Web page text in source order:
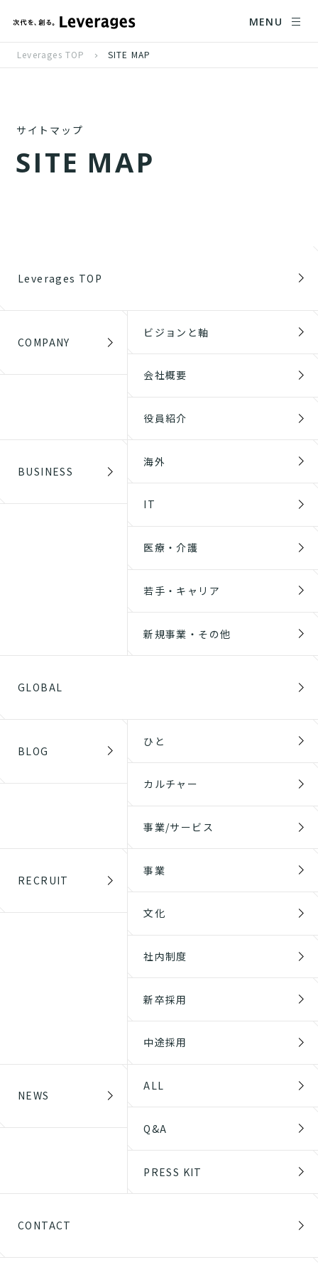
MENU
Leverages TOP SITE MAP
サイトマップ
SITE MAP
Leverages TOP
COMPANY
ビジョンと軸
会社概要
役員紹介
BUSINESS
海外
IT
医療・介護
若手・キャリア
新規事業・その他
GLOBAL
BLOG
ひと
カルチャー
事業/サービス
RECRUIT
事業
文化
社内制度
新卒採用
中途採用
NEWS
ALL
Q&A
PRESS KIT
CONTACT